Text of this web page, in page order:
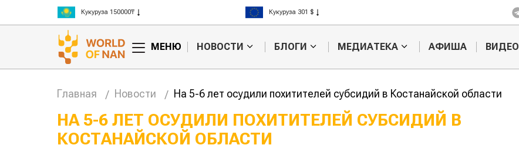
Рис 300000₸
Пшеница 3 класс 125000₸
Рис 408 $
Пшеница 423 $
МЕНЮ НОВОСТИ БЛОГИ МЕДИАТЕКА АФИША ВИДЕО
Главная Новости На 5-6 лет осудили похитителей субсидий в Костанайской области
НА 5-6 ЛЕТ ОСУДИЛИ ПОХИТИТЕЛЕЙ СУБСИДИЙ В
КОСТАНАЙСКОЙ ОБЛАСТИ
Казахстанское